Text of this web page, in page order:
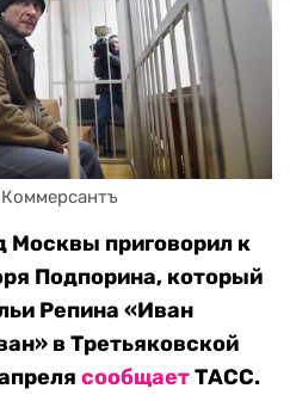
Москвы приговорил к
Подпорина, который
Репина «Иван
в Третьяковской
сообщаетТАСС.